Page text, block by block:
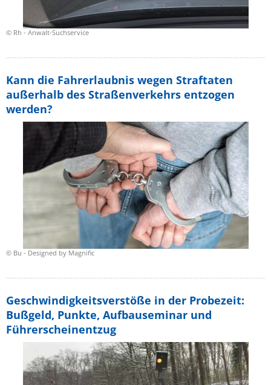
© Rh - Anwalt-Suchservice
© Bu - Designed by Magnific
Kann die Fahrerlaubnis wegen Straftaten
außerhalb des Straßenverkehrs entzogen
werden?
Geschwindigkeitsverstöße in der Probezeit:
Bußgeld, Punkte, Aufbauseminar und
Führerscheinentzug